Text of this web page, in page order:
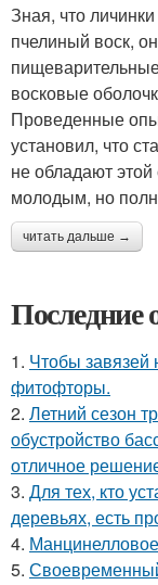
Зная, что
пчелиный воск,
восковые
Проведенные
установил, что
не обладают этой
молодым, но
читать дальше →
Последние
1. Чтобы завязей
фитофторы.
2. Летний сезон
обустройство
отличное
3. Для тех, кто
деревьях, есть
4.
5.